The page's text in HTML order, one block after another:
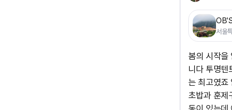
서울
봄의 시작을
니다 투명텐
는 최고였죠
초밥과 훈제